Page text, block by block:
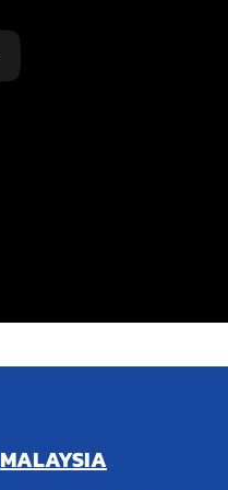
MALAYSIA